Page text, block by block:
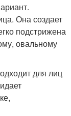
Она создает
подстрижена
овальному
для лиц